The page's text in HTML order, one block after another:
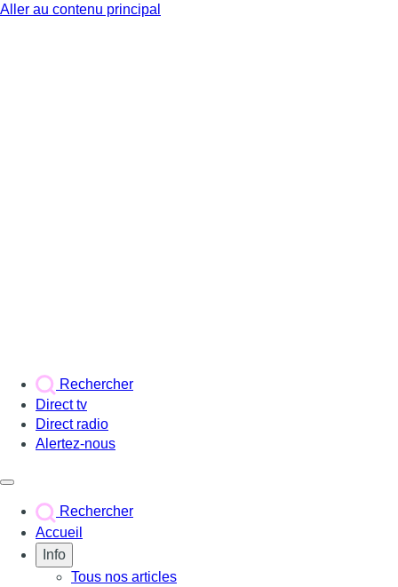
Aller au contenu principal
Rechercher
Direct tv
Direct radio
Alertez-nous
Rechercher
Accueil
Info
Tous nos articles